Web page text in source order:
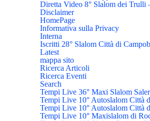
Diretta Video 8° Slalom dei Trulli
Disclaimer
HomePage
Informativa sulla Privacy
Interna
Iscritti 28° Slalom Città di
Latest
mappa sito
Ricerca Articoli
Ricerca Eventi
Search
Tempi Live 36° Maxi Slalom
Tempi Live 10° Autoslalom Città
Tempi Live 10° Autoslalom Città
Tempi Live 10° Maxislalom di